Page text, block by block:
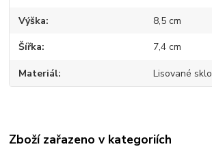
Výška 8,5 cm
Šířka 7,4 cm
Materiál Lisované sklo
Zboží zařazeno v kategoriích